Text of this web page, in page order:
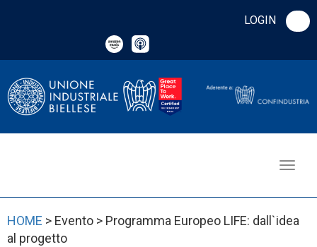
LOGIN
HOME > Evento > Programma Europeo LIFE: dall`idea
al progetto